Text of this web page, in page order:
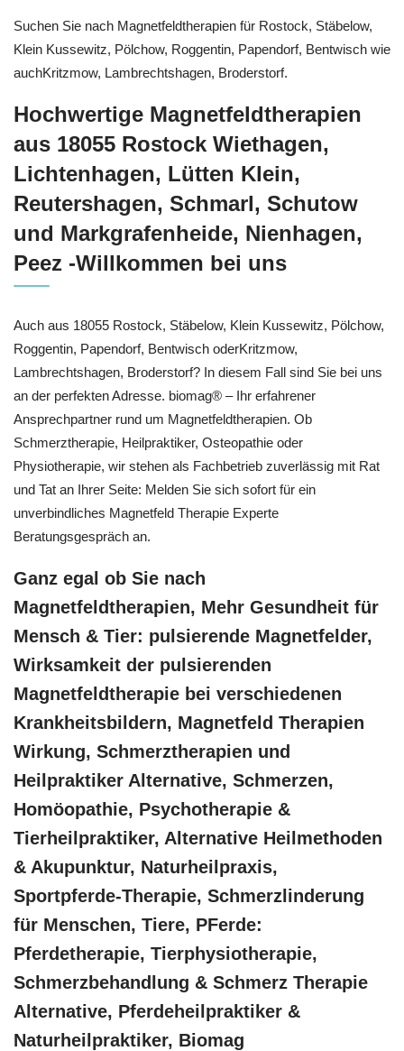
Suchen Sie nach Magnetfeldtherapien für Rostock, Stäbelow,
Klein Kussewitz, Pölchow, Roggentin, Papendorf, Bentwisch wie
auchKritzmow, Lambrechtshagen, Broderstorf.
Hochwertige Magnetfeldtherapien
aus 18055 Rostock Wiethagen,
Lichtenhagen, Lütten Klein,
Reutershagen, Schmarl, Schutow
und Markgrafenheide, Nienhagen,
Peez -Willkommen bei uns
Auch aus 18055 Rostock, Stäbelow, Klein Kussewitz, Pölchow,
Roggentin, Papendorf, Bentwisch oderKritzmow,
Lambrechtshagen, Broderstorf? In diesem Fall sind Sie bei uns
an der perfekten Adresse. biomag® – Ihr erfahrener
Ansprechpartner rund um Magnetfeldtherapien. Ob
Schmerztherapie, Heilpraktiker, Osteopathie oder
Physiotherapie, wir stehen als Fachbetrieb zuverlässig mit Rat
und Tat an Ihrer Seite: Melden Sie sich sofort für ein
unverbindliches Magnetfeld Therapie Experte
Beratungsgespräch an.
Ganz egal ob Sie nach
Magnetfeldtherapien, Mehr Gesundheit für
Mensch & Tier: pulsierende Magnetfelder,
Wirksamkeit der pulsierenden
Magnetfeldtherapie bei verschiedenen
Krankheitsbildern, Magnetfeld Therapien
Wirkung, Schmerztherapien und
Heilpraktiker Alternative, Schmerzen,
‎Homöopathie, ‎Psychotherapie &
‎Tierheilpraktiker, Alternative Heilmethoden
& Akupunktur, Naturheilpraxis,
Sportpferde-Therapie, Schmerzlinderung
für Menschen, Tiere, PFerde:
Pferdetherapie, Tierphysiotherapie,
Schmerzbehandlung & Schmerz Therapie
Alternative, Pferdeheilpraktiker &
Naturheilpraktiker, Biomag